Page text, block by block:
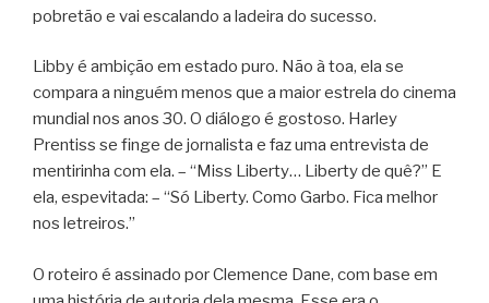
pobretão e vai escalando a ladeira do sucesso.
Libby é ambição em estado puro. Não à toa, ela se
compara a ninguém menos que a maior estrela do cinema
mundial nos anos 30. O diálogo é gostoso. Harley
Prentiss se finge de jornalista e faz uma entrevista de
mentirinha com ela. – “Miss Liberty… Liberty de quê?” E
ela, espevitada: – “Só Liberty. Como Garbo. Fica melhor
nos letreiros.”
O roteiro é assinado por Clemence Dane, com base em